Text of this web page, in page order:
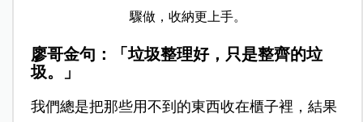
驟做，收納更上手。
廖哥金句：「垃圾整理好，只是整齊的垃
圾。」
我們總是把那些用不到的東西收在櫃子裡，結果